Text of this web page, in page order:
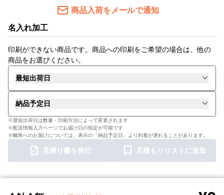
商品入荷をメールで通知
名入れ加工
印刷ができない商品です。商品への印刷をご希望の場合は、他の
商品をお選びください。
最短出荷日
納品予定日
※最短出荷日は数量・印刷方法によって変更されます
※配送情報入力ページでお届け日の指定が可能です
※離島へのお届けについては、表示の「納品予定日」より到着が遅れることがあります。
見積り書を発行 見積もりリストに追加